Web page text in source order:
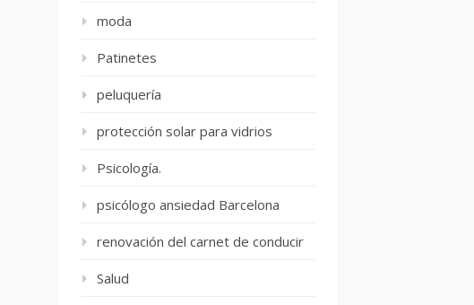
moda
Patinetes
peluquería
protección solar para vidrios
Psicología.
psicólogo ansiedad Barcelona
renovación del carnet de conducir
Salud